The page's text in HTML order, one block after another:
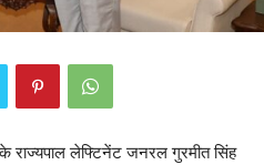
राज्यपाल लेफ्टिनेंट जनरल गुरमीत सिंह